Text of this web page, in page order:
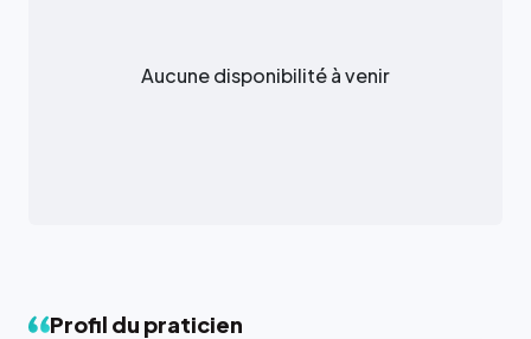
Aucune disponibilité à venir
Profil du praticien